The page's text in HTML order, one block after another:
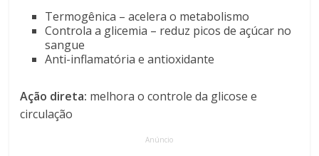
Termogênica – acelera o metabolismo
Controla a glicemia – reduz picos de açúcar no
sangue
Anti-inflamatória e antioxidante
Ação direta: melhora o controle da glicose e
circulação
Anúncio